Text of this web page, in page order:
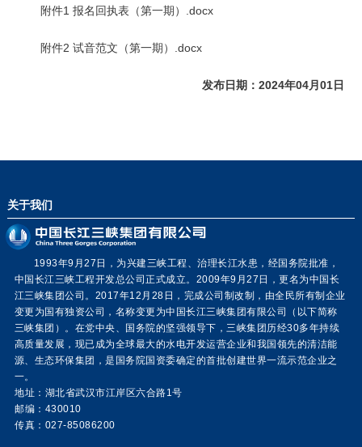
附件1 报名回执表（第一期）.docx
附件2 试音范文（第一期）.docx
发布日期：2024年04月01日
关于我们
1993年9月27日，为兴建三峡工程、治理长江水患，经国务院批准，
中国长江三峡工程开发总公司正式成立。2009年9月27日，更名为中国长
江三峡集团公司。2017年12月28日，完成公司制改制，由全民所有制企业
变更为国有独资公司，名称变更为中国长江三峡集团有限公司（以下简称
三峡集团）。在党中央、国务院的坚强领导下，三峡集团历经30多年持续
高质量发展，现已成为全球最大的水电开发运营企业和我国领先的清洁能
源、生态环保集团，是国务院国资委确定的首批创建世界一流示范企业之
一。
地址：湖北省武汉市江岸区六合路1号
邮编：430010
传真：027-85086200